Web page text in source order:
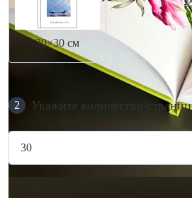
30×30 см
2 Укажите количество страниц